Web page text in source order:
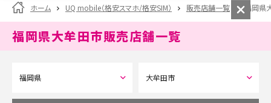
my UQ WiMAX
UQ WiMAX ご契約の方
My UQ mobile
データチャージサイト
UQ mobile
オンラインショップ
UQ WiMAX
UQ mobile
販売店舗
UQ WiMAX
ホーム UQ mobile（格安スマホ/格安SIM） 販売店舗一覧 福岡
福岡県大牟田市販売店舗一覧